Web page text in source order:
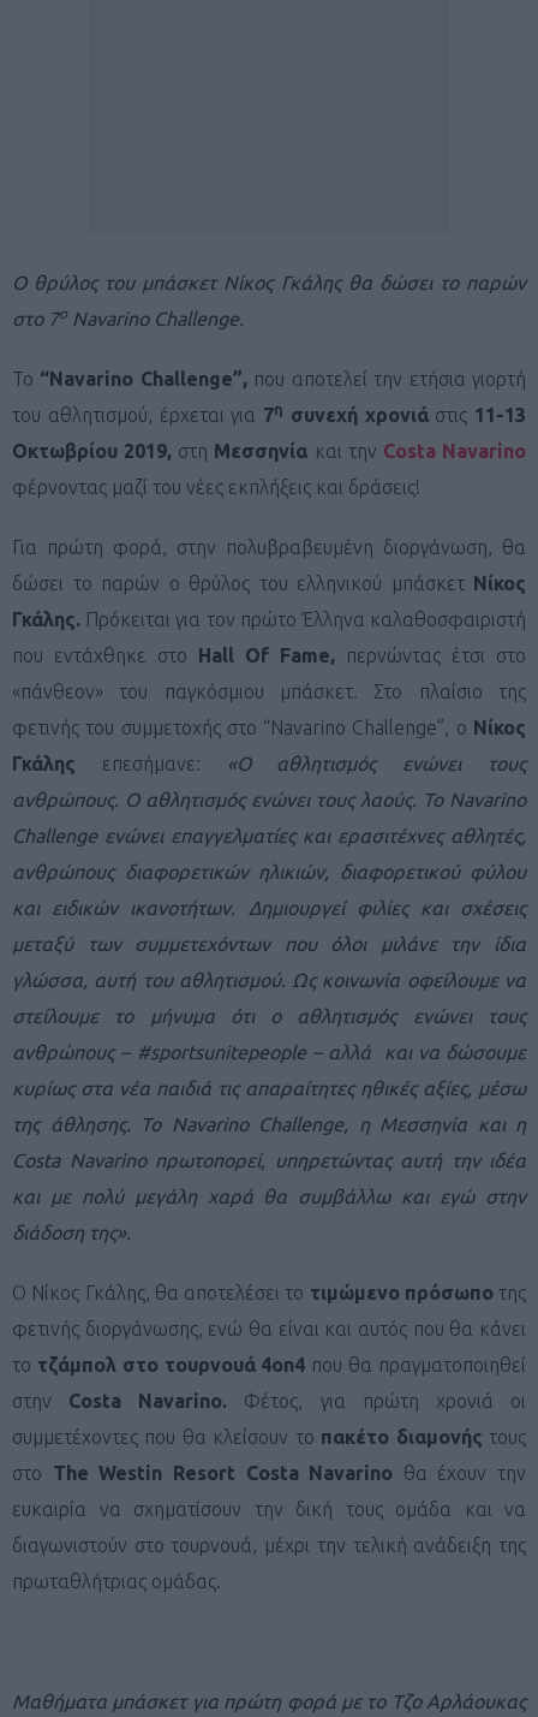
Ο θρύλος του μπάσκετ Νίκος Γκάλης θα δώσει το παρών
στο 7ο Navarino Challenge.
Το “Navarino Challenge”,που αποτελεί την ετήσια γιορτή
του αθλητισμού, έρχεται για 7η συνεχή χρονιά στις 11-13
Οκτωβρίου 2019, στη Μεσσηνία και την Costa Navarino
φέρνοντας μαζί του νέες εκπλήξεις και δράσεις!
Για πρώτη φορά, στην πολυβραβευμένη διοργάνωση, θα
δώσει το παρών ο θρύλος του ελληνικού μπάσκετ Νίκος
Γκάλης. Πρόκειται για τον πρώτο Έλληνα καλαθοσφαιριστή
που εντάχθηκε στο Hall Of Fame, περνώντας έτσι στο
«πάνθεον» του παγκόσμιου μπάσκετ. Στο πλαίσιο της
φετινής του συμμετοχής στο “Navarino Challenge”, ο Νίκος
Γκάλης επεσήμανε:
«Ο αθλητισμός ενώνει τους
ανθρώπους. Ο αθλητισμός ενώνει τους λαούς. To Navarino
Challenge ενώνει επαγγελματίες και ερασιτέχνες αθλητές,
ανθρώπους διαφορετικών ηλικιών, διαφορετικού φύλου
και ειδικών ικανοτήτων. Δημιουργεί φιλίες και σχέσεις
μεταξύ των συμμετεχόντων που όλοι μιλάνε την ίδια
γλώσσα, αυτή του αθλητισμού. Ως κοινωνία οφείλουμε να
στείλουμε το μήνυμα ότι ο αθλητισμός ενώνει τους
ανθρώπους – #sportsunitepeople – αλλά και να δώσουμε
κυρίως στα νέα παιδιά τις απαραίτητες ηθικές αξίες, μέσω
της άθλησης. Το Navarino Challenge, η Μεσσηνία και η
Costa Navarino πρωτοπορεί, υπηρετώντας αυτή την ιδέα
και με πολύ μεγάλη χαρά θα συμβάλλω και εγώ στην
διάδοση της».
Ο Νίκος Γκάλης, θα αποτελέσει το τιμώμενο πρόσωπο της
φετινής διοργάνωσης, ενώ θα είναι και αυτός που θα κάνει
το τζάμπολ στο τουρνουά 4on4 που θα πραγματοποιηθεί
στην Costa Navarino. Φέτος, για πρώτη χρονιά οι
συμμετέχοντες που θα κλείσουν το πακέτο διαμονής τους
στο The Westin Resort Costa Navarino θα έχουν την
ευκαιρία να σχηματίσουν την δική τους ομάδα και να
διαγωνιστούν στο τουρνουά, μέχρι την τελική ανάδειξη της
πρωταθλήτριας ομάδας.
Μαθήματα μπάσκετ για πρώτη φορά με το Τζο Αρλάουκας